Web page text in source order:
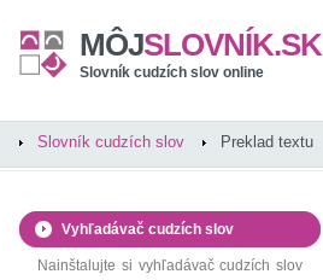
MÔJSLOVNÍK.SK
Slovník cudzích slov online
Slovník cudzích slov Preklad textu
Vyhľadávač cudzích slov
Nainštalujte si vyhľadávač cudzích slov